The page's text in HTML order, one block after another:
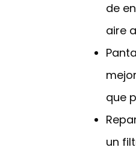
de
aire
que
un